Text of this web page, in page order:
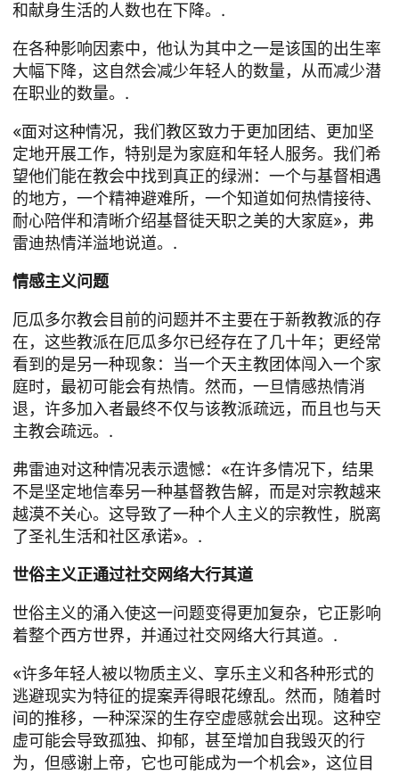
和献身生活的人数也在下降。.
在各种影响因素中，他认为其中之一是该国的出生率
大幅下降，这自然会减少年轻人的数量，从而减少潜
在职业的数量。.
«面对这种情况，我们教区致力于更加团结、更加坚
定地开展工作，特别是为家庭和年轻人服务。我们希
望他们能在教会中找到真正的绿洲：一个与基督相遇
的地方，一个精神避难所，一个知道如何热情接待、
耐心陪伴和清晰介绍基督徒天职之美的大家庭»，弗
雷迪热情洋溢地说道。.
情感主义问题
厄瓜多尔教会目前的问题并不主要在于新教教派的存
在，这些教派在厄瓜多尔已经存在了几十年；更经常
看到的是另一种现象：当一个天主教团体闯入一个家
庭时，最初可能会有热情。然而，一旦情感热情消
退，许多加入者最终不仅与该教派疏远，而且也与天
主教会疏远。.
弗雷迪对这种情况表示遗憾：«在许多情况下，结果
不是坚定地信奉另一种基督教告解，而是对宗教越来
越漠不关心。这导致了一种个人主义的宗教性，脱离
了圣礼生活和社区承诺»。.
世俗主义正通过社交网络大行其道
世俗主义的涌入使这一问题变得更加复杂，它正影响
着整个西方世界，并通过社交网络大行其道。.
«许多年轻人被以物质主义、享乐主义和各种形式的
逃避现实为特征的提案弄得眼花缭乱。然而，随着时
间的推移，一种深深的生存空虚感就会出现。这种空
虚可能会导致孤独、抑郁，甚至增加自我毁灭的行
为，但感谢上帝，它也可能成为一个机会»，这位目